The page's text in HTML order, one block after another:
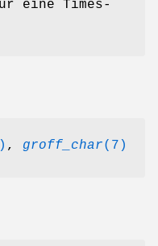
eine Times-
, groff_char(7)